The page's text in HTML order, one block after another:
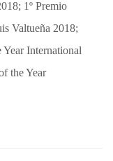
1º Premio
Valtueña 2018;
International
the Year